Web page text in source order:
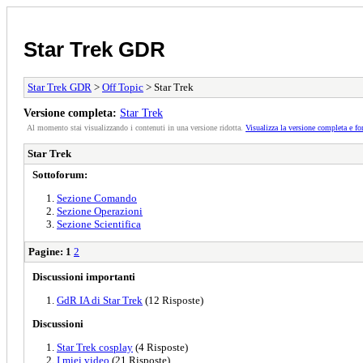
Star Trek GDR
Star Trek GDR > Off Topic > Star Trek
Versione completa: Star Trek
Al momento stai visualizzando i contenuti in una versione ridotta. Visualizza la versione completa e
Star Trek
Sottoforum:
Sezione Comando
Sezione Operazioni
Sezione Scientifica
Pagine: 1 2
Discussioni importanti
GdR IA di Star Trek (12 Risposte)
Discussioni
Star Trek cosplay (4 Risposte)
I miei video (21 Risposte)